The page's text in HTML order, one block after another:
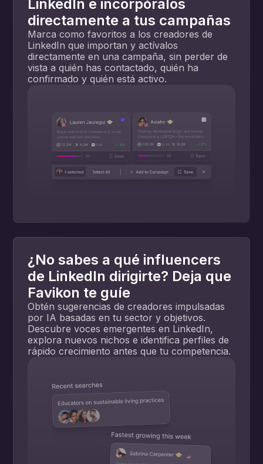
LinkedIn e incorpóralos
directamente a tus campañas
Marca como favoritos a los creadores de
LinkedIn que importan y actívalos
directamente en una campaña, sin perder de
vista a quién has contactado, quién ha
confirmado y quién está activo.
¿No sabes a qué influencers
de LinkedIn dirigirte? Deja que
Favikon te guíe
Obtén sugerencias de creadores impulsadas
por IA basadas en tu sector y objetivos.
Descubre voces emergentes en LinkedIn,
explora nuevos nichos e identifica perfiles de
rápido crecimiento antes que tu competencia.